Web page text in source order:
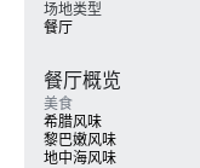
场地类型
餐厅
餐厅概览
美食
希腊风味
黎巴嫩风味
地中海风味